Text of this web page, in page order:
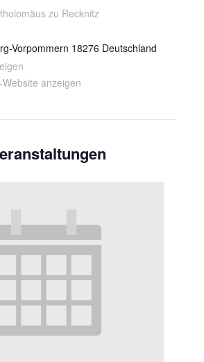
zu Recknitz
Vorpommern 18276 Deutschland
anzeigen